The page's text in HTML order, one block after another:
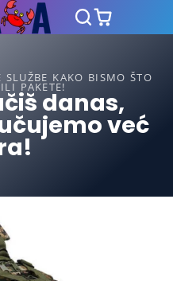
KAKO BISMO ŠTO
PAKETE!danas,
već